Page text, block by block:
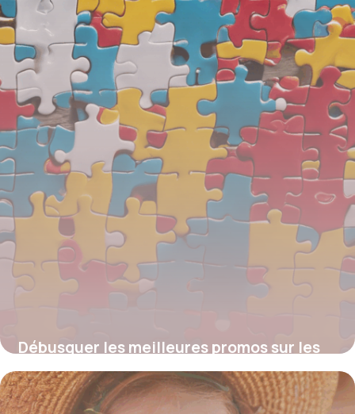
manquer
4 juillet 2025
Débusquer les meilleures promos sur les
puzzles : guide malin pour économiser
4 juillet 2025